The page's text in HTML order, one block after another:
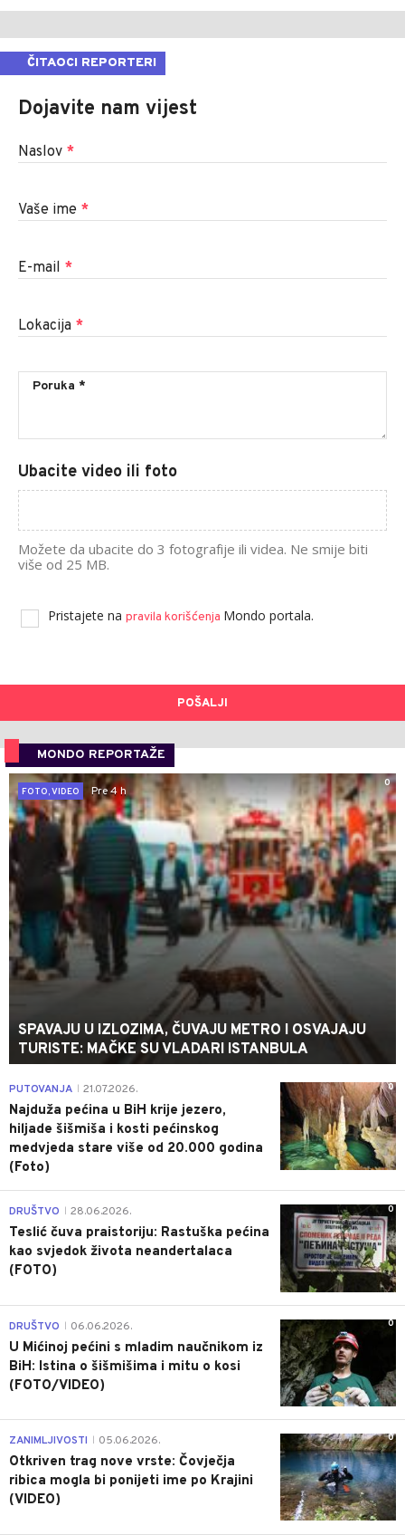
ČITAOCI REPORTERI
Dojavite nam vijest
Naslov *
Vaše ime *
E-mail *
Lokacija *
Ubacite video ili foto
Možete da ubacite do 3 fotografije ili videa. Ne smije biti
više od 25 MB.
Pristajete na pravila korišćenja Mondo portala.
POŠALJI
MONDO REPORTAŽE
0
FOTO, VIDEO
Pre 4 h
SPAVAJU U IZLOZIMA, ČUVAJU METRO I OSVAJAJU
TURISTE: MAČKE SU VLADARI ISTANBULA
0
PUTOVANJA 21.07.2026.
Najduža pećina u BiH krije jezero,
hiljade šišmiša i kosti pećinskog
medvjeda stare više od 20.000 godina
(Foto)
0
DRUŠTVO 28.06.2026.
Teslić čuva praistoriju: Rastuška pećina
kao svjedok života neandertalaca
(FOTO)
0
DRUŠTVO 06.06.2026.
U Mićinoj pećini s mladim naučnikom iz
BiH: Istina o šišmišima i mitu o kosi
(FOTO/VIDEO)
0
ZANIMLJIVOSTI 05.06.2026.
Otkriven trag nove vrste: Čovječja
ribica mogla bi ponijeti ime po Krajini
(VIDEO)